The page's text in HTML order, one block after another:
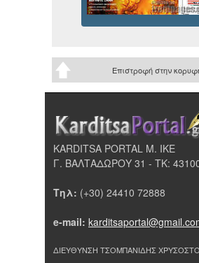
Επιστροφή στην
KARDITSA PORTAL Μ. ΙΚΕ
Γ. ΒΑΛΤΑΔΩΡΟΥ 31 - ΤΚ:
Τηλ: (+30) 24410 72888
e-mail:
ΔΙΕΥΘΥΝΣΗ ΤΣΟΜΠΑΝΙΔΗΣ